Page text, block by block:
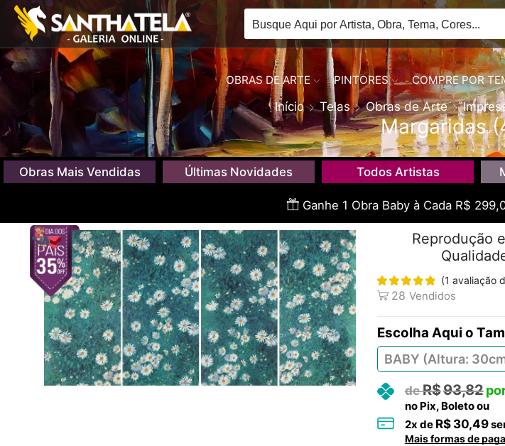
OBRAS DE ARTE PINTORES COMPRE POR
Início Telas Obras de Arte
Margaridas
Obras Mais Vendidas Últimas Novidades Todos Artistas
Ganhe 1 Obra Baby à Cada R$
Reprodução
(1 avaliação
28 Vendidos
R$93,82
no Pix, Boleto ou
2x de R$ 30,49
Mais formas de